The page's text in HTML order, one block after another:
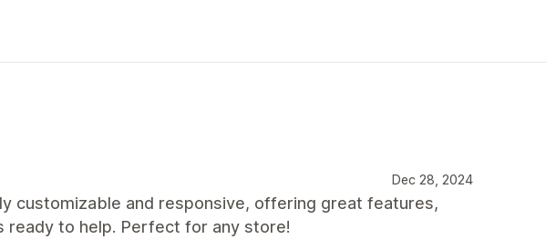
Dec 28, 2024
customizable and responsive, offering great features,
ready to help. Perfect for any store!